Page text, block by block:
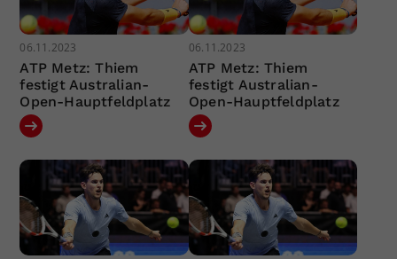
06.11.2023
ATP Metz: Thiem
festigt Australian-
Open-Hauptfeldplatz
06.11.2023
ATP Metz: Thiem
festigt Australian-
Open-Hauptfeldplatz